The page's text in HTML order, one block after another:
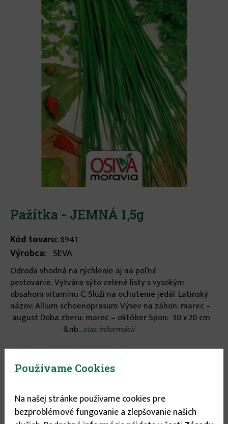
Pažítka - JEMNÁ 1,5g
Kód tovaru:8941
Výrobca: SEVA
Odroda vhodná na rýchlenie aj na poľné
pestovanie. Vytvára sýto zelené listy s vysokým
obsahom vitamínu C. Slúži na ochutenie jedál. Latinský
názov: Allium schoenoprasum Výsev na záhon: marec –
august Doba zberu: marec – október Spon: 30 x 20 cm
&nb...viac informácií
Stav tovaru:
Na sklade
Expedícia do: 1-3 dní
0.64 €
Používame Cookies
Na našej stránke používame cookies pre
bezproblémové fungovanie a zlepšovanie našich